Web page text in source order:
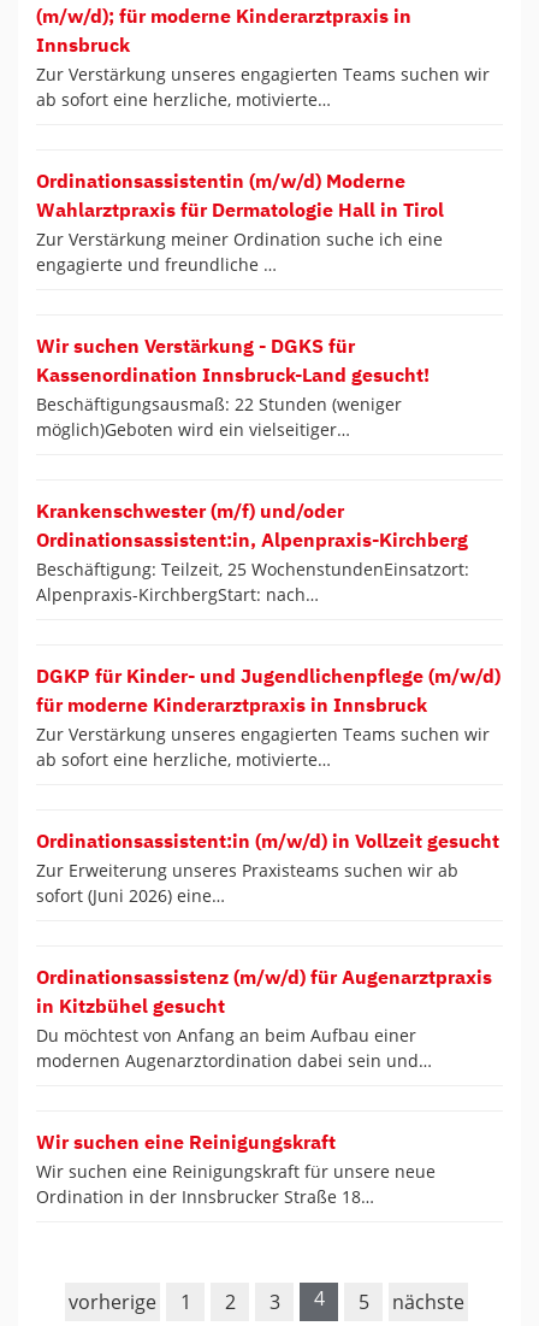
(m/w/d); für moderne Kinderarztpraxis in
Innsbruck
Zur Verstärkung unseres engagierten Teams suchen wir
ab sofort eine herzliche, motivierte…
Ordinationsassistentin (m/w/d) Moderne
Wahlarztpraxis für Dermatologie Hall in Tirol
Zur Verstärkung meiner Ordination suche ich eine
engagierte und freundliche …
Wir suchen Verstärkung - DGKS für
Kassenordination Innsbruck-Land gesucht!
Beschäftigungsausmaß: 22 Stunden (weniger
möglich)Geboten wird ein vielseitiger…
Krankenschwester (m/f) und/oder
Ordinationsassistent:in, Alpenpraxis-Kirchberg
Beschäftigung: Teilzeit, 25 WochenstundenEinsatzort:
Alpenpraxis-KirchbergStart: nach…
DGKP für Kinder- und Jugendlichenpflege (m/w/d)
für moderne Kinderarztpraxis in Innsbruck
Zur Verstärkung unseres engagierten Teams suchen wir
ab sofort eine herzliche, motivierte…
Ordinationsassistent:in (m/w/d) in Vollzeit gesucht
Zur Erweiterung unseres Praxisteams suchen wir ab
sofort (Juni 2026) eine…
Ordinationsassistenz (m/w/d) für Augenarztpraxis
in Kitzbühel gesucht
Du möchtest von Anfang an beim Aufbau einer
modernen Augenarztordination dabei sein und…
Wir suchen eine Reinigungskraft
Wir suchen eine Reinigungskraft für unsere neue
Ordination in der Innsbrucker Straße 18…
vorherige 1 2 3 4 5 nächste